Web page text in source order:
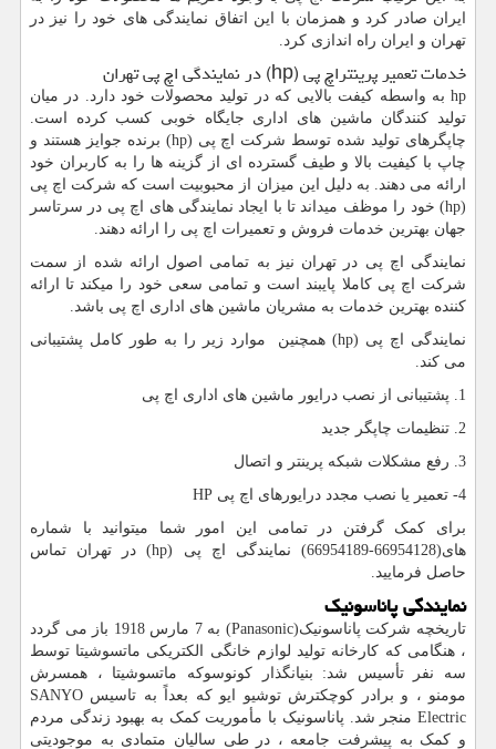
ایران صادر کرد و همزمان با این اتفاق نمایندگی های خود را نیز در
تهران و ایران راه اندازی کرد.
خدمات تعمیر پرینتراچ پیhp)) در نمایندگی اچ پی تهران
hp به واسطه کیفت بالایی که در تولید محصولات خود دارد. در میان
تولید کنندگان ماشین های اداری جایگاه خوبی کسب کرده است.
چاپگرهای تولید شده توسط شرکت اچ پی hp)) برنده جوایز هستند و
چاپ با کیفیت بالا و طیف گسترده ای از گزینه ها را به کاربران خود
ارائه می دهند. به دلیل این میزان از محبوبیت است که شرکت اچ پی
hp)) خود را موظف میداند تا با ایجاد نمایندگی های اچ پی در سرتاسر
جهان بهترین خدمات فروش و تعمیرات اچ پی را ارائه دهند.
نمایندگی اچ پی در تهران نیز به تمامی اصول ارائه شده از سمت
شرکت اچ پی کاملا پایبند است و تمامی سعی خود را میکند تا ارائه
کننده بهترین خدمات به مشریان ماشین های اداری اچ پی باشد.
نمایندگی اچ پی hp)) همچنین موارد زیر را به طور کامل پشتیبانی
می کند.
1. پشتیبانی از نصب درایور ماشین های اداری اچ پی
2. تنظیمات چاپگر جدید
3. رفع مشکلات شبکه پرینتر و اتصال
4- تعمیر یا نصب مجدد درایورهای اچ پی
HP
برای کمک گرفتن در تمامی این امور شما میتوانید با شماره
های(66954128-66954189) نمایندگی اچ پی
hp)) در تهران تماس
حاصل فرمایید.
نمایندگی پاناسونیک
تاریخچه شرکت پاناسونیک(Panasonic
) به 7 مارس 1918 باز می گردد
، هنگامی که کارخانه تولید لوازم خانگی الکتریکی ماتسوشیتا توسط
سه نفر تأسیس شد: بنیانگذار کونوسوکه ماتسوشیتا ، همسرش
مومنو ، و برادر کوچکترش توشیو ایو که بعداً به تاسیس SANYO
Electric منجر شد. پاناسونیک با مأموریت کمک به بهبود زندگی مردم
و کمک به پیشرفت جامعه ، در طی سالیان متمادی به موجودیتی